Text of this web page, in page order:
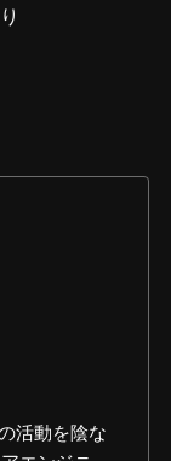
活動を陰な